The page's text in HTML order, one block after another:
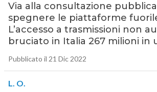
Via alla consultazione
spegnere le piattaforme
L’accesso a trasmissioni non
bruciato in Italia 267 milioni in
Pubblicato il 21 Dic 2022
L. O.